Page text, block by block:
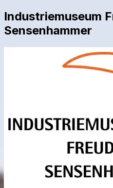
Industriemuseum
Sensenhammer